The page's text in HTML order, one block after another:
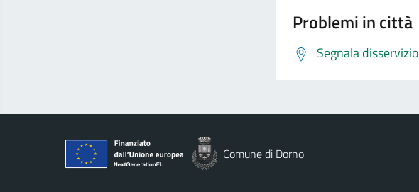
Problemi in città
Segnala disservizio
Comune di Dorno